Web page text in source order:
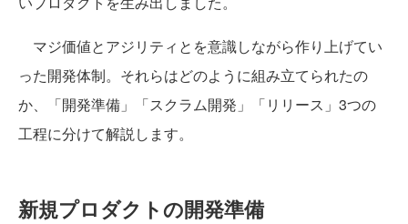
マジ価値とアジリティとを意識しながら作り上げてい
った開発体制。それらはどのように組み立てられたの
か、「開発準備」「スクラム開発」「リリース」3つの
工程に分けて解説します。
新規プロダクトの開発準備